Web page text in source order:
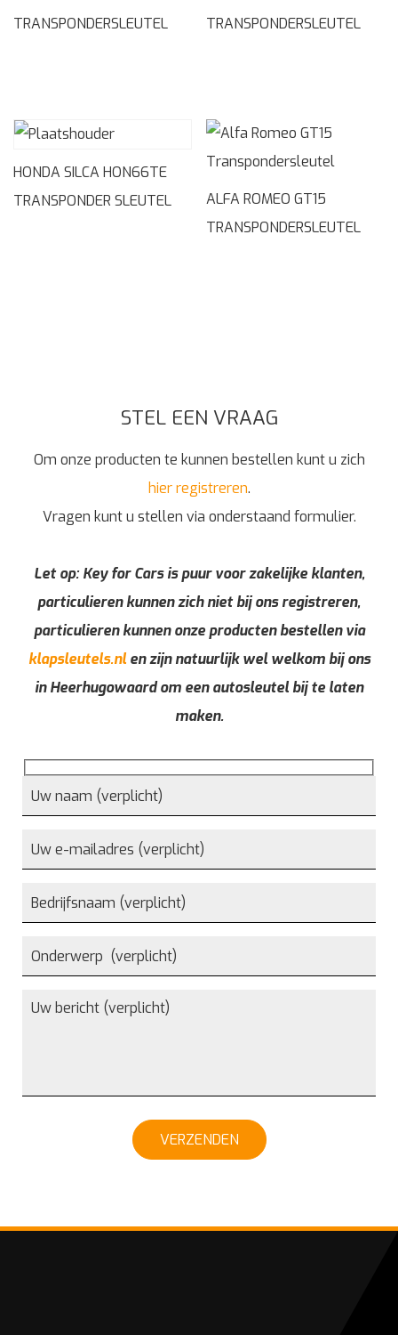
TRANSPONDERSLEUTEL
TRANSPONDERSLEUTEL
HONDA SILCA HON66TE
TRANSPONDER SLEUTEL
ALFA ROMEO GT15
TRANSPONDERSLEUTEL
STEL EEN VRAAG
Om onze producten te kunnen bestellen kunt u zich
hier registreren.
Vragen kunt u stellen via onderstaand formulier.
Let op: Key for Cars is puur voor zakelijke klanten,
particulieren kunnen zich niet bij ons registreren,
particulieren kunnen onze producten bestellen via
klapsleutels.nlen zijn natuurlijk wel welkom bij ons
in Heerhugowaard om een autosleutel bij te laten
maken.
VERZENDEN